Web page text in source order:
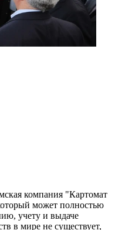
компания "Картомат
может полностью
учету и выдаче
в мире не существует,